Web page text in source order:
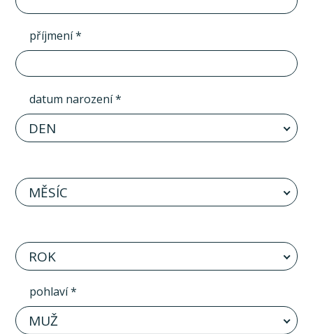
příjmení *
datum narození *
DEN
MĚSÍC
ROK
pohlaví *
MUŽ